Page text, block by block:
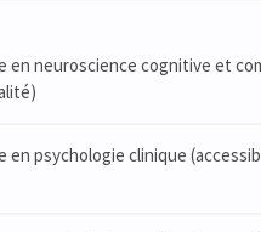
neuroscience cognitive et
psychologie clinique